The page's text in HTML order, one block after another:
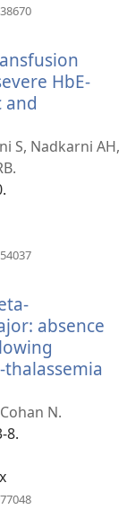
mới)
HbE-
and
S, Nadkarni AH,
absence
N.
8.